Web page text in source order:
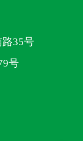
35号
号